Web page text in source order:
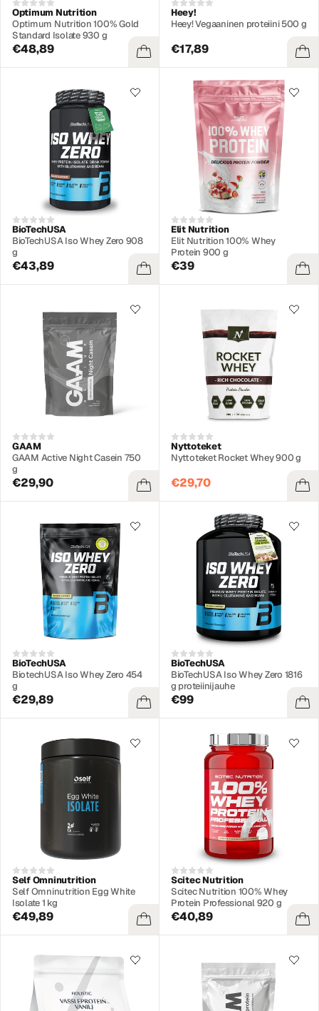
Optimum Nutrition
Optimum Nutrition 100% Gold
Standard Isolate 930 g
€48,89
Heey!
Heey! Vegaaninen proteiini 500 g
€17,89
BioTechUSA
BioTechUSA Iso Whey Zero 908
g
€43,89
Elit Nutrition
Elit Nutrition 100% Whey
Protein 900 g
€39
GAAM
GAAM Active Night Casein 750
g
€29,90
Nyttoteket
Nyttoteket Rocket Whey 900 g
€29,70
BioTechUSA
BiotechUSA Iso Whey Zero 454
g
€29,89
BioTechUSA
BioTechUSA Iso Whey Zero 1816
g proteiinijauhe
€99
Self Omninutrition
Self Omninutrition Egg White
Isolate 1 kg
€49,89
Scitec Nutrition
Scitec Nutrition 100% Whey
Protein Professional 920 g
€40,89